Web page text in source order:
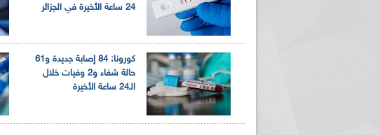
24 ساعة الأخيرة في الجزائر
كورونا: 84 إصابة جديدة و61
حالة شفاء و2 وفيات خلال
الـ24 ساعة الأخيرة